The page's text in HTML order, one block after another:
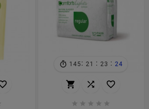
145 : 21 : 23 : 24
  
    